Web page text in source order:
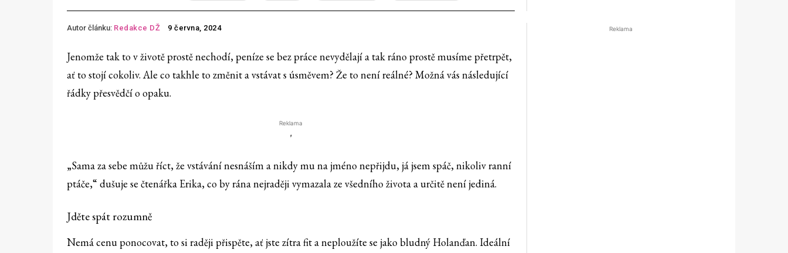
Autor článku: Redakce DŽ 9 června, 2024
Jenomže tak to v životě prostě nechodí, peníze se bez práce nevydělají a tak ráno prostě musíme přetrpět,
ať to stojí cokoliv. Ale co takhle to změnit a vstávat s úsměvem? Že to není reálné? Možná vás následující
řádky přesvědčí o opaku.
Reklama
'
„Sama za sebe můžu říct, že vstávání nesnáším a nikdy mu na jméno nepřijdu, já jsem spáč, nikoliv ranní
ptáče,“ dušuje se čtenářka Erika, co by rána nejraději vymazala ze všedního života a určitě není jediná.
Jděte spát rozumně
Nemá cenu ponocovat, to si raději přispěte, ať jste zítra fit a neploužíte se jako bludný Holanďan. Ideální
Reklama